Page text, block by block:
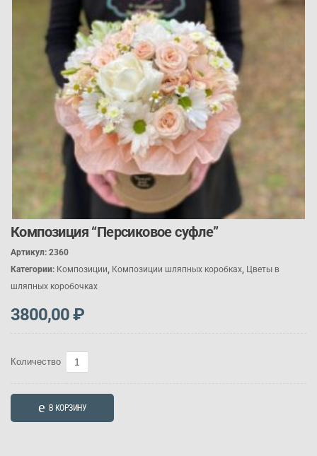
Композиция “Персиковое суфле”
Артикул: 2360
Категории: Композиции, Композиции шляпных коробках, Цветы в
шляпных коробочках
3800,00₽
Количество
Количество
Композиция
В КОРЗИНУ